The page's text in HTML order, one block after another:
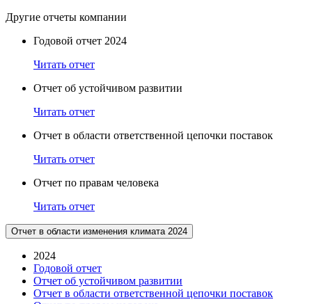
Другие отчеты компании
Годовой отчет 2024
Читать отчет
Отчет об устойчивом развитии
Читать отчет
Отчет в области ответственной цепочки поставок
Читать отчет
Отчет по правам человека
Читать отчет
Отчет в области изменения климата 2024
2024
Годовой отчет
Отчет об устойчивом развитии
Отчет в области ответственной цепочки поставок